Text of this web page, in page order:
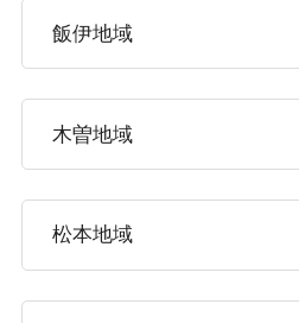
飯伊地域
木曽地域
松本地域